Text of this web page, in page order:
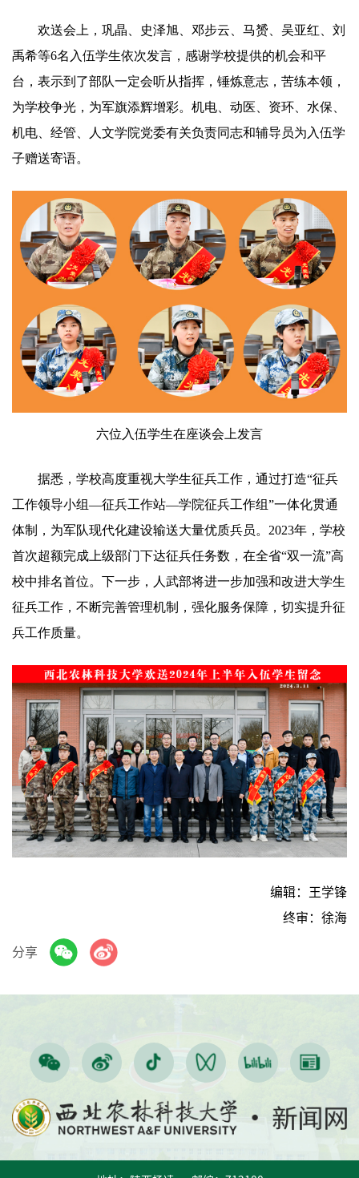
欢送会上，巩晶、史泽旭、邓步云、马赟、吴亚红、刘
禹希等6名入伍学生依次发言，感谢学校提供的机会和平
台，表示到了部队一定会听从指挥，锤炼意志，苦练本领，
为学校争光，为军旗添辉增彩。机电、动医、资环、水保、
机电、经管、人文学院党委有关负责同志和辅导员为入伍学
子赠送寄语。
六位入伍学生在座谈会上发言
据悉，学校高度重视大学生征兵工作，通过打造“征兵
工作领导小组—征兵工作站—学院征兵工作组”一体化贯通
体制，为军队现代化建设输送大量优质兵员。2023年，学校
首次超额完成上级部门下达征兵任务数，在全省“双一流”高
校中排名首位。下一步，人武部将进一步加强和改进大学生
征兵工作，不断完善管理机制，强化服务保障，切实提升征
兵工作质量。
编辑：王学锋
终审：徐海
分享